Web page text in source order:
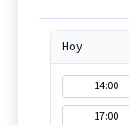
Hoy
14:00
17:00